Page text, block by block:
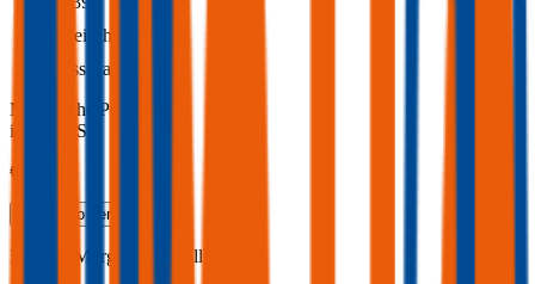
Freischaden
Assistance
Monatliche Prämie
inkl. mVSt.
€ 89,35
Teilkasko berechnen
Morgan
Morgan 4/4, Vollkasko